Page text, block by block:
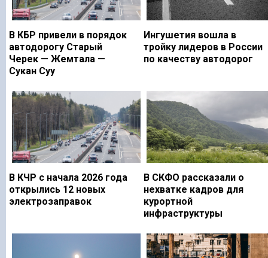
В КБР привели в порядок
автодорогу Старый
Черек — Жемтала —
Сукан Суу
Ингушетия вошла в
тройку лидеров в России
по качеству автодорог
В КЧР с начала 2026 года
открылись 12 новых
электрозаправок
В СКФО рассказали о
нехватке кадров для
курортной
инфраструктуры